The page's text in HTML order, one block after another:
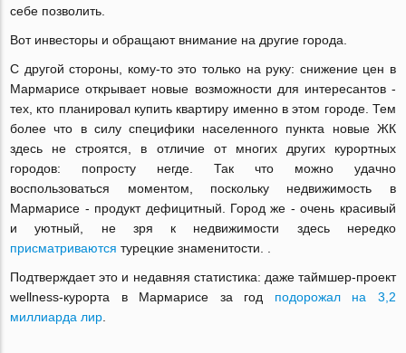
себе позволить.
Вот инвесторы и обращают внимание на другие города.
С другой стороны, кому-то это только на руку: снижение цен в
Мармарисе открывает новые возможности для интересантов -
тех, кто планировал купить квартиру именно в этом городе. Тем
более что в силу специфики населенного пункта новые ЖК
здесь не строятся, в отличие от многих других курортных
городов: попросту негде. Так что можно удачно
воспользоваться моментом, поскольку недвижимость в
Мармарисе - продукт дефицитный. Город же - очень красивый
и уютный, не зря к недвижимости здесь нередко
присматриваются турецкие знаменитости. .
Подтверждает это и недавняя статистика: даже таймшер-проект
wellness-курорта в Мармарисе за год подорожал на 3,2
миллиарда лир